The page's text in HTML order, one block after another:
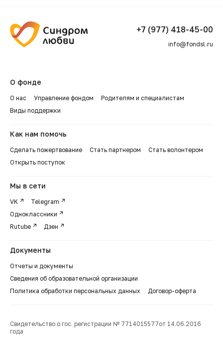
+7 (977) 418-45-00
info@fondsl.ru
О фонде
О нас Управление фондом
Родителям и специалистам
Виды поддержки
Как нам помочь
Сделать пожертвование Стать партнером
Стать волонтером
Открыть поступок
Мы в сети
VK
Telegram
Одноклассники
Rutube
Дзен
Документы
Отчеты и документы
Сведения об образовательной организации
Политика обработки персональных данных
Договор-оферта
Свидетельство о гос. регистрации № 7714015577от 14.06.2016
года